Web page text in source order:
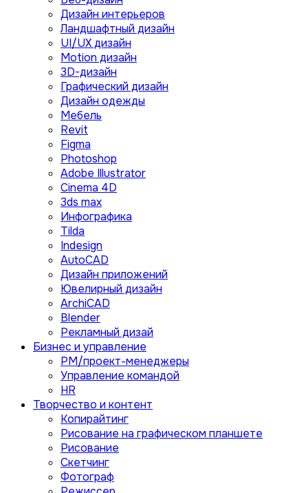
Дизайн интерьеров
Ландшафтный дизайн
UI/UX дизайн
Motion дизайн
3D-дизайн
Графический дизайн
Дизайн одежды
Мебель
Revit
Figma
Photoshop
Adobe Illustrator
Сinema 4D
3ds max
Инфографика
Tilda
Indesign
AutoCAD
Дизайн приложений
Ювелирный дизайн
ArchiCAD
Blender
Рекламный дизай
Бизнес и управление
PM/проект-менеджеры
Управление командой
HR
Творчество и контент
Копирайтинг
Рисование на графическом планшете
Рисование
Скетчинг
Фотограф